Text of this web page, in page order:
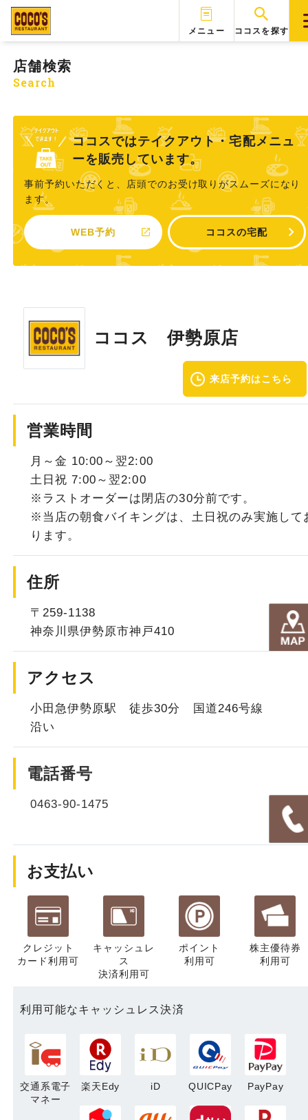
メニュー ココスを探す
店舗検索
Search
ココスではテイクアウト・宅配メニュ
ーを販売しています。
事前予約いただくと、店頭でのお受け取りがスムーズになり
ます。
WEB予約 ココスの宅配
ココス 伊勢原店
来店予約はこちら
営業時間
月～金 10:00～翌2:00
土日祝 7:00～翌2:00
※ラストオーダーは閉店の30分前です。
※当店の朝食バイキングは、土日祝のみ実施して
ります。
住所
〒259-1138
神奈川県伊勢原市神戸410
アクセス
小田急伊勢原駅 徒歩30分 国道246号線
沿い
電話番号
0463-90-1475
お支払い
クレジット
カード利用可
キャッシュレ
ス
決済利用可
ポイント
利用可
株主優待券
利用可
利用可能なキャッシュレス決済
交通系電子
マネー
楽天Edy iD QUICPay PayPay